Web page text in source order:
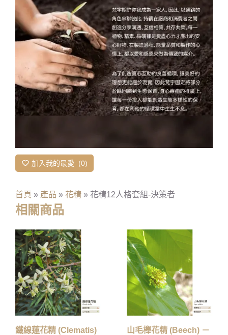
加入我的最愛 0
首頁 » 產品 » 花精 » 花精12人格套組-決策者
相關商品
鐵線蓮花精 (Clematis)
山毛櫸花精 (Beech) －